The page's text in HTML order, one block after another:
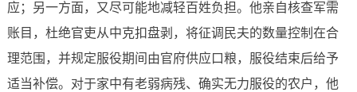
应；另一方面，又尽可能地减轻百姓负担。他亲自核查军需
账目，杜绝官吏从中克扣盘剥，将征调民夫的数量控制在合
理范围，并规定服役期间由官府供应口粮，服役结束后给予
适当补偿。对于家中有老弱病残、确实无力服役的农户，他